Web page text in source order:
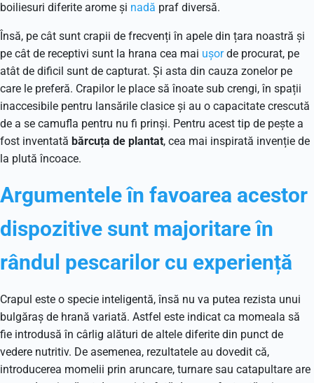
boiliesuri diferite arome și nadă praf diversă.
Însă, pe cât sunt crapii de frecvenți în apele din țara noastră și
pe cât de receptivi sunt la hrana cea mai ușorde procurat, pe
atât de dificil sunt de capturat. Și asta din cauza zonelor pe
care le preferă. Crapilor le place să înoate sub crengi, în spații
inaccesibile pentru lansările clasice și au o capacitate crescută
de a se camufla pentru nu fi prinși. Pentru acest tip de pește a
fost inventată bărcuța de plantat, cea mai inspirată invenție de
la plută încoace.
Argumentele în favoarea acestor
dispozitive sunt majoritare în
rândul pescarilor cu experiență
Crapul este o specie inteligentă, însă nu va putea rezista unui
bulgăraș de hrană variată. Astfel este indicat ca momeala să
fie introdusă în cârlig alături de altele diferite din punct de
vedere nutritiv. De asemenea, rezultatele au dovedit că,
introducerea momelii prin aruncare, turnare sau catapultare are